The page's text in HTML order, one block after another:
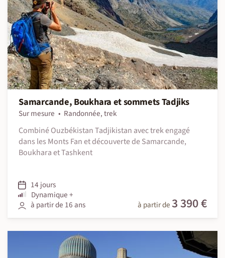
Samarcande, Boukhara et sommets Tadjiks
Sur mesure
Randonnée, trek
Combiné Ouzbékistan Tadjikistan avec trek engagé
dans les Monts Fan et découverte de Samarcande,
Boukhara et Tashkent
14 jours
Dynamique +
à partir de 16 ans
à partir de 3 390 €